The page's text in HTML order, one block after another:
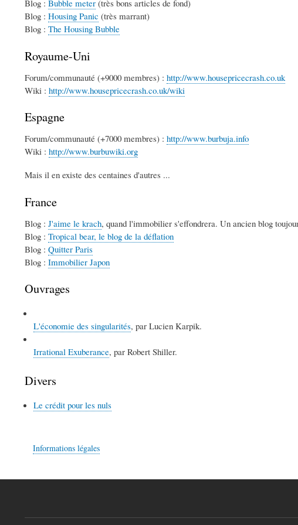
Blog : Bubble meter (très bons articles de fond)
Blog : Housing Panic (très marrant)
Blog : The Housing Bubble
Royaume-Uni
Forum/communauté (+9000 membres) : http://www.housepricecrash.co.uk
Wiki : http://www.housepricecrash.co.uk/wiki
Espagne
Forum/communauté (+7000 membres) : http://www.burbuja.info
Wiki : http://www.burbuwiki.org
Mais il en existe des centaines d'autres ...
France
Blog : J'aime le krach, quand l'immobilier s'effondrera. Un ancien blog
Blog : Tropical bear, le blog de la déflation
Blog : Quitter Paris
Blog : Immobilier Japon
Ouvrages
L'économie des singularités, par Lucien Karpik.
Irrational Exuberance, par Robert Shiller.
Divers
Le crédit pour les nuls
Informations légales